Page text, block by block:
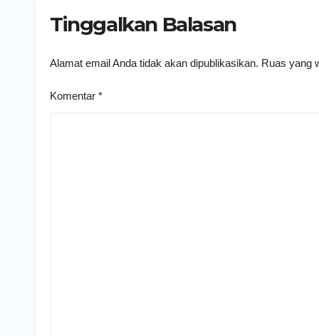
Tinggalkan Balasan
Alamat email Anda tidak akan dipublikasikan. Ruas yang
Komentar *